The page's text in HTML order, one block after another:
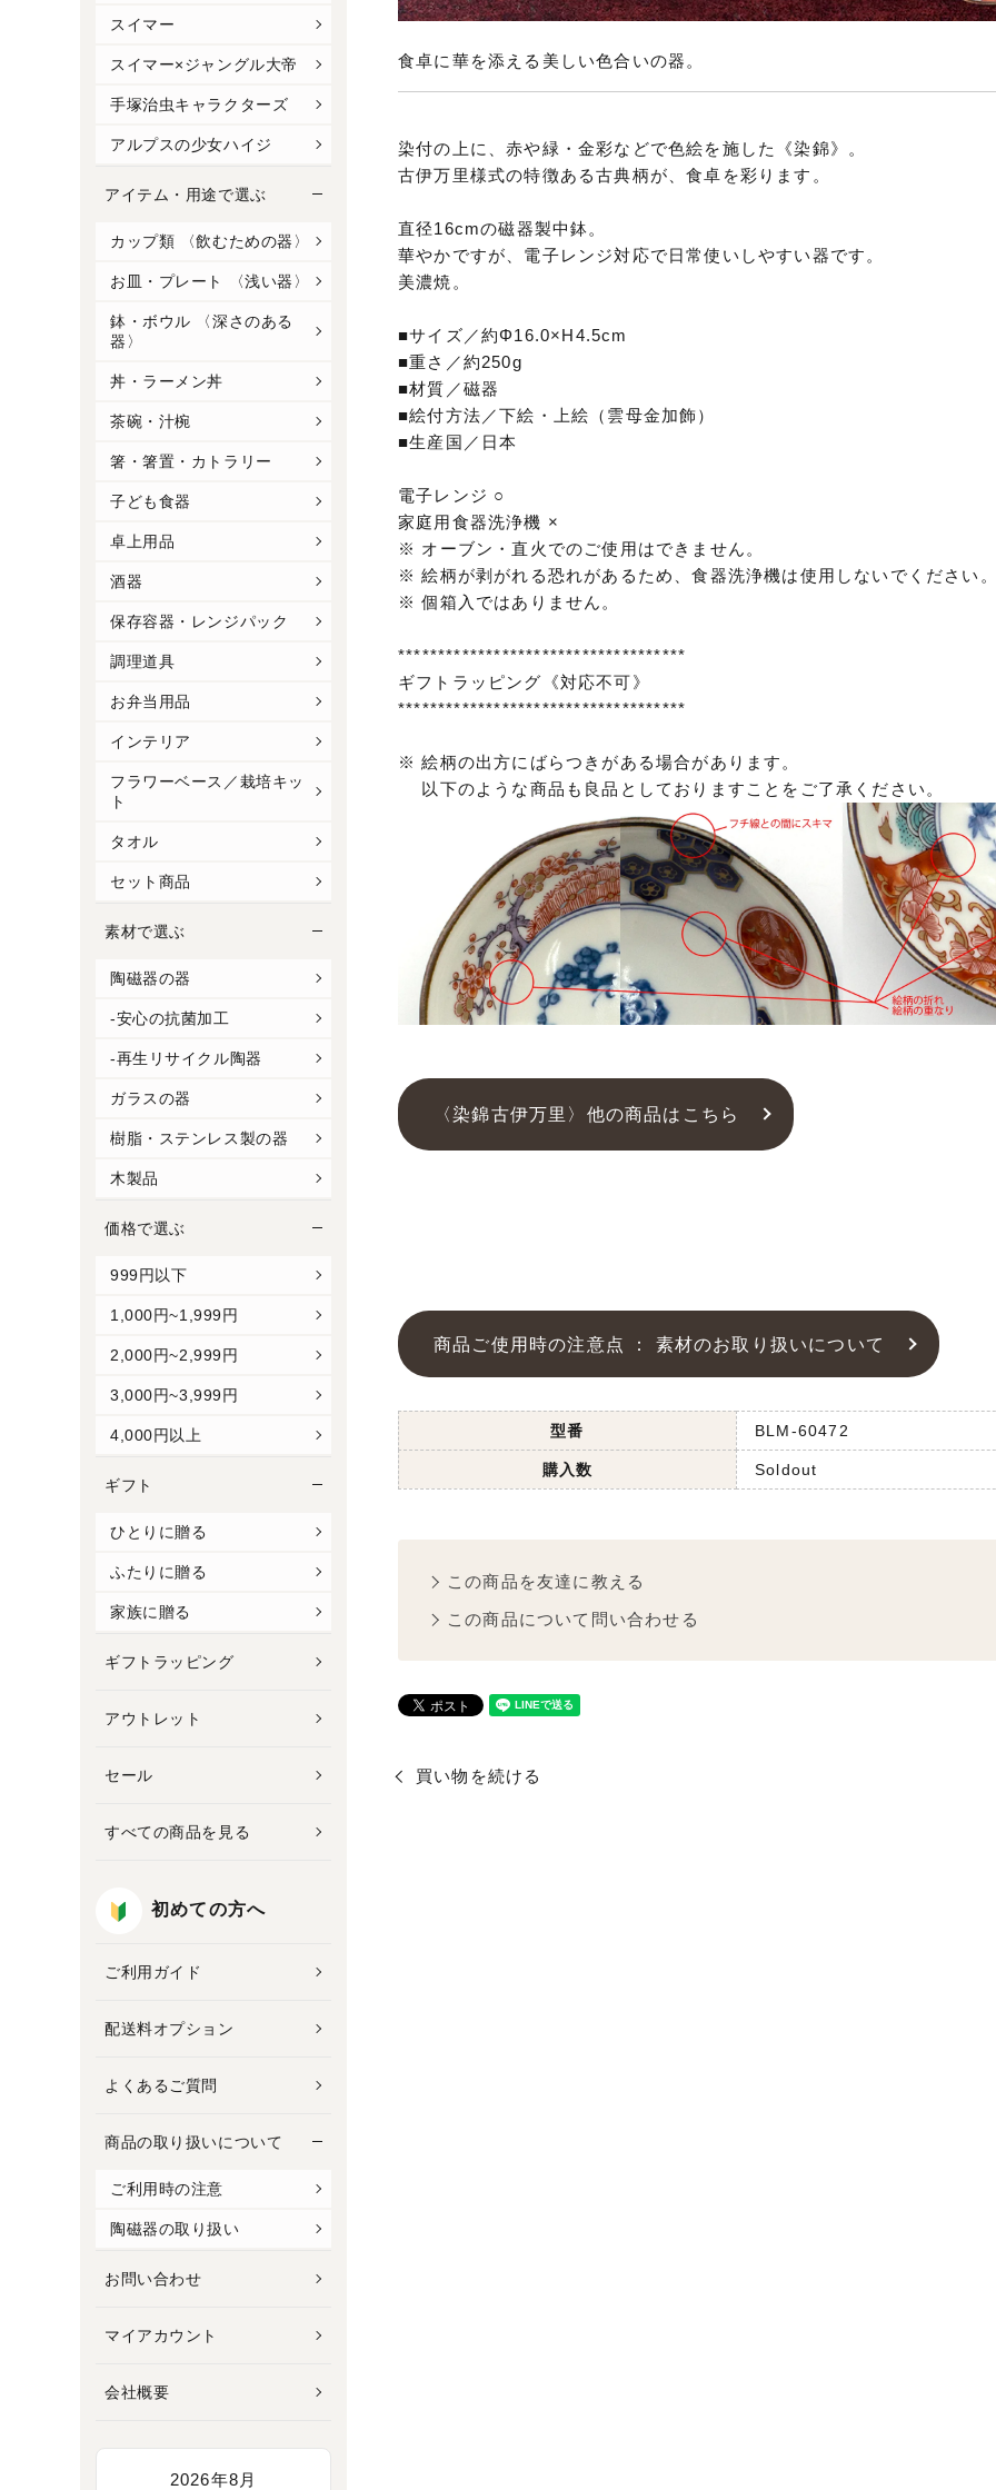
スイマー
スイマー×ジャングル大帝
手塚治虫キャラクターズ
アルプスの少女ハイジ
アイテム・用途で選ぶ
カップ類 〈飲むための器〉
お皿・プレート 〈浅い器〉
鉢・ボウル 〈深さのある
器〉
丼・ラーメン丼
茶碗・汁椀
箸・箸置・カトラリー
子ども食器
卓上用品
酒器
保存容器・レンジパック
調理道具
お弁当用品
インテリア
フラワーベース／栽培キッ
ト
タオル
セット商品
素材で選ぶ
陶磁器の器
-安心の抗菌加工
-再生リサイクル陶器
ガラスの器
樹脂・ステンレス製の器
木製品
価格で選ぶ
999円以下
1,000円~1,999円
2,000円~2,999円
3,000円~3,999円
4,000円以上
ギフト
ひとりに贈る
ふたりに贈る
家族に贈る
ギフトラッピング
アウトレット
セール
すべての商品を見る
初めての方へ
ご利用ガイド
配送料オプション
よくあるご質問
商品の取り扱いについて
ご利用時の注意
陶磁器の取り扱い
お問い合わせ
マイアカウント
会社概要
2026年8月
食卓に華を添える美しい色合いの器。
染付の上に、赤や緑・金彩などで色絵を施した《染錦》。
古伊万里様式の特徴ある古典柄が、食卓を彩ります。
直径16cmの磁器製中鉢。
華やかですが、電子レンジ対応で日常使いしやすい器です。
美濃焼。
■サイズ／約Φ16.0×H4.5cm
■重さ／約250g
■材質／磁器
■絵付方法／下絵・上絵（雲母金加飾）
■生産国／日本
電子レンジ ○
家庭用食器洗浄機 ×
※ オーブン・直火でのご使用はできません。
※ 絵柄が剥がれる恐れがあるため、食器洗浄機は使用しないでください
※ 個箱入ではありません。
************************************
ギフトラッピング《対応不可》
************************************
※ 絵柄の出方にばらつきがある場合があります。
以下のような商品も良品としておりますことをご了承ください。
〈染錦古伊万里〉他の商品はこちら
商品ご使用時の注意点 ： 素材のお取り扱いについて
型番 BLM-60472
購入数 Soldout
この商品を友達に教える
この商品について問い合わせる
買い物を続ける